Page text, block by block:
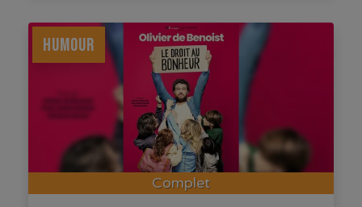
Complet
HUMOUR